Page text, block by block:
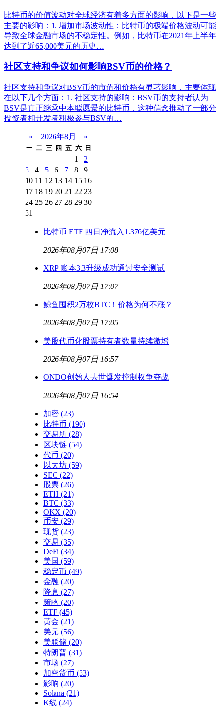
比特币的价值波动对全球经济有着多方面的影响，以下是一些
主要的影响：1. 增加市场波动性：比特币的极端价格波动可能
导致全球金融市场的不稳定性。例如，比特币在2021年上半年
达到了近65,000美元的历史…
社区支持和争议如何影响BSV币的价格？
社区支持和争议对BSV币的市值和价格有显著影响，主要体现
在以下几个方面：1. 社区支持的影响：BSV币的支持者认为
BSV是真正继承中本聪愿景的比特币，这种信念推动了一部分
投资者和开发者积极参与BSV的…
« 2026年8月 »
一 二 三 四 五 六 日
1
2
3
4 5 6 7 8
9
10 11 12 13 14 15 16
17 18 19 20 21 22 23
24 25 26 27 28 29 30
31
比特币 ETF 四日净流入1.376亿美元
2026年08月07日 17:08
XRP 账本3.3升级成功通过安全测试
2026年08月07日 17:07
鲸鱼囤积2万枚BTC！价格为何不涨？
2026年08月07日 17:05
美股代币化股票持有者数量持续激增
2026年08月07日 16:57
ONDO创始人去世爆发控制权争夺战
2026年08月07日 16:54
加密 (23)
比特币 (190)
交易所 (28)
区块链 (54)
代币 (20)
以太坊 (59)
SEC (22)
股票 (26)
ETH (21)
BTC (33)
OKX (20)
币安 (29)
现货 (23)
交易 (35)
DeFi (34)
美国 (59)
稳定币 (49)
金融 (20)
降息 (27)
策略 (20)
ETF (45)
黄金 (21)
美元 (56)
美联储 (20)
特朗普 (31)
市场 (27)
加密货币 (33)
影响 (20)
Solana (21)
K线 (24)